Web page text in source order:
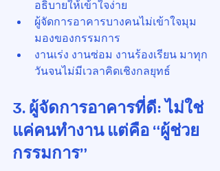
อธิบายให้เข้าใจง่าย
ผู้จัดการอาคารบางคนไม่เข้าใจมุม
มองของกรรมการ
งานเร่ง งานซ่อม งานร้องเรียน มาทุก
วันจนไม่มีเวลาคิดเชิงกลยุทธ์
3. ผู้จัดการอาคารที่ดี: ไม่ใช่
แค่คนทำงาน แต่คือ “ผู้ช่วย
กรรมการ”